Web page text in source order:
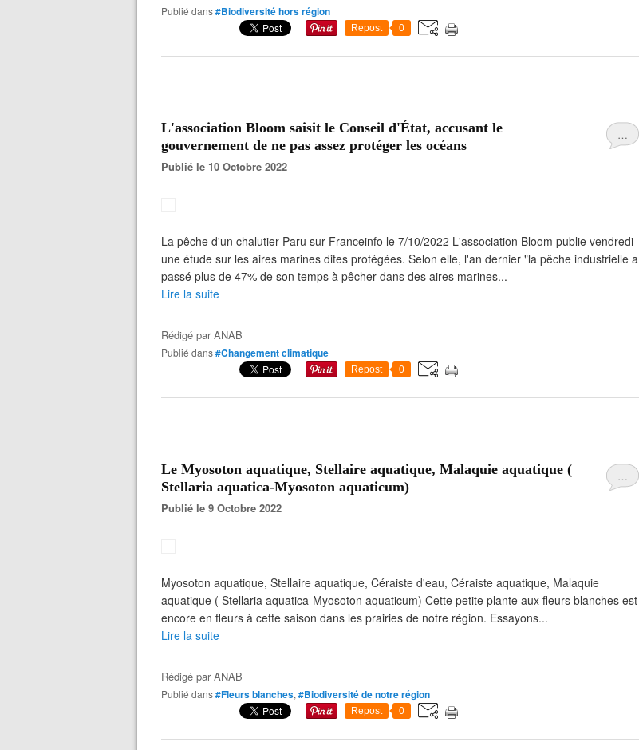
Publié dans#Biodiversité hors région
Repost 0
…
L'association Bloom saisit le Conseil d'État, accusant le
gouvernement de ne pas assez protéger les océans
Publié le 10 Octobre 2022
La pêche d'un chalutier Paru sur Franceinfo le 7/10/2022 L'association Bloom publie vendredi
une étude sur les aires marines dites protégées. Selon elle, l'an dernier "la pêche industrielle a
passé plus de 47% de son temps à pêcher dans des aires marines...
Lire la suite
Rédigé parANAB
Publié dans#Changement climatique
Repost 0
…
Le Myosoton aquatique, Stellaire aquatique, Malaquie aquatique (
Stellaria aquatica-Myosoton aquaticum)
Publié le 9 Octobre 2022
Myosoton aquatique, Stellaire aquatique, Céraiste d'eau, Céraiste aquatique, Malaquie
aquatique ( Stellaria aquatica-Myosoton aquaticum) Cette petite plante aux fleurs blanches est
encore en fleurs à cette saison dans les prairies de notre région. Essayons...
Lire la suite
Rédigé parANAB
Publié dans#Fleurs blanches, #Biodiversité de notre région
Repost 0